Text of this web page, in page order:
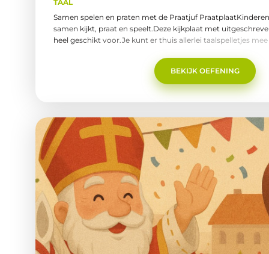
TAAL
Samen spelen en praten met de Praatjuf
samen kijkt, praat en speelt.Deze kijkplaat met
heel geschikt voor.Je kunt er thuis allerlei taalspelletjes
opdrachten.praatjuf-praatplaat-thema-samen-spelen.pdf
BEKIJK OEFENING